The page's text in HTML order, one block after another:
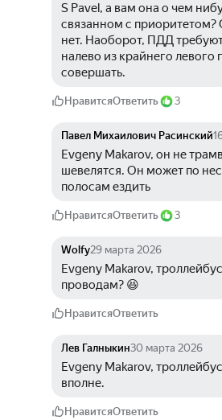
S Pavel, а вам она о чем
связанном с приоритетом?
нет. Наоборот, ПДД
налево из крайнего левого
совершать.
НравитсяОтветить 3
Павел Михаилович Расинский
Evgeny Makarov, он не
шевелятся. Он может по
полосам ездить
НравитсяОтветить 3
Wolfy29 марта 2026
Evgeny Makarov,
проводам? 😆
НравитсяОтветить
Лев Галныкин30 марта 2026
Evgeny Makarov,
вполне.
НравитсяОтветить